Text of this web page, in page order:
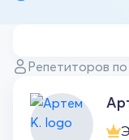
Репетиторов